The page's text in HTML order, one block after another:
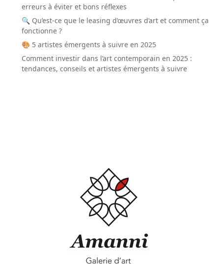
erreurs à éviter et bons réflexes
🔍 Qu’est-ce que le leasing d’œuvres d’art et comment ça
fonctionne ?
🎨 5 artistes émergents à suivre en 2025
Comment investir dans l’art contemporain en 2025 :
tendances, conseils et artistes émergents à suivre